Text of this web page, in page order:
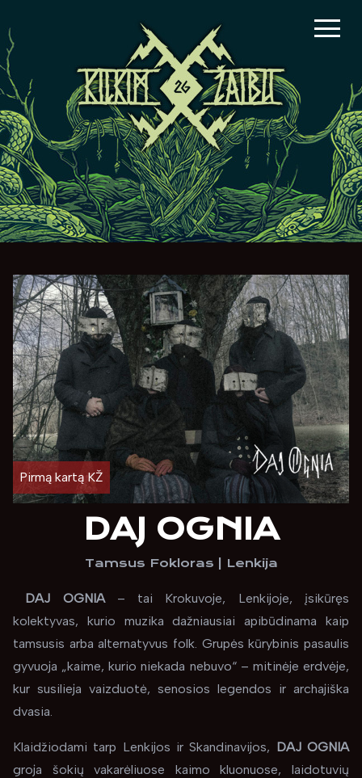
Pirmą kartą KŽ
DAJ OGNIA
Tamsus Fokloras Lenkija
DAJ OGNIA– tai Krokuvoje, Lenkijoje, įsikūręs
kolektyvas, kurio muzika dažniausiai apibūdinama kaip
tamsusis arba alternatyvus folk. Grupės kūrybinis pasaulis
gyvuoja „kaime, kurio niekada nebuvo“ – mitinėje erdvėje,
kur susilieja vaizduotė, senosios legendos ir archajiška
dvasia.
Klaidžiodami tarp Lenkijos ir Skandinavijos, DAJ OGNIA
groja šokių vakarėliuose kaimo kluonuose, laidotuvių